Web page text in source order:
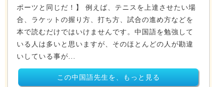
ポーツと同じだ！】 例えば、テニスを上達させたい場
合、ラケットの握り方、打ち方、試合の進め方などを
本で読むだけではいけませんです。中国語を勉強して
いる人は多いと思いますが、そのほとんどの人が勘違
いしている事が...
この中国語先生を、もっと見る